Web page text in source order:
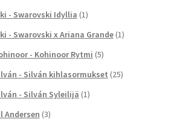
- Swarovski Idyllia (1)
- Swarovski x Ariana Grande (1)
- Kohinoor Rytmi (5)
- Silván kihlasormukset (25)
- Silván Syleilijä (1)
Andersen (3)